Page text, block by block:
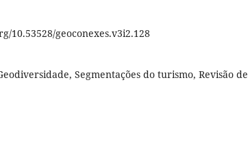
10.53528/geoconexes.v3i2.128
Segmentações do turismo, Revisão de